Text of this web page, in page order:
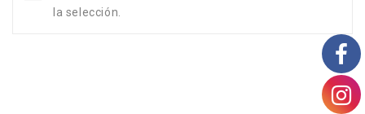
la selección.